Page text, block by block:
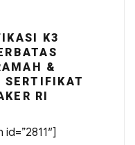
K3
&
SERTIFIKAT
RI